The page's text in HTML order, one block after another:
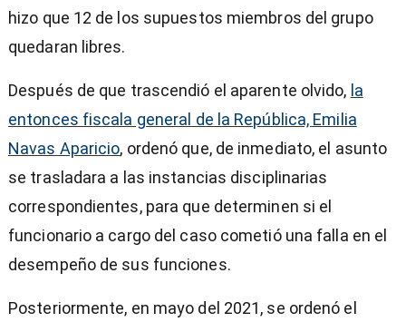
hizo que 12 de los supuestos miembros del grupo
quedaran libres.
Después de que trascendió el aparente olvido, la
entonces fiscala general de la República, Emilia
Navas Aparicio, ordenó que, de inmediato, el asunto
se trasladara a las instancias disciplinarias
correspondientes, para que determinen si el
funcionario a cargo del caso cometió una falla en el
desempeño de sus funciones.
Posteriormente, en mayo del 2021, se ordenó el